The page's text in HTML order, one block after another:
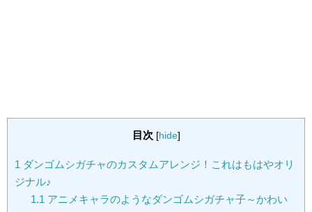
目次 [hide]
1 ダンゴムシガチャのカスタムアレンジ！これはもはやオリ
ジナル♪
1.1 アニメキャラのようなダンゴムシガチャ子～かわい